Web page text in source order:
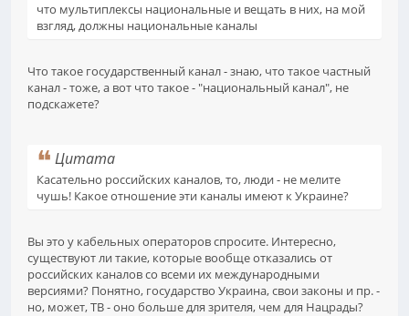
что мультиплексы национальные и вещать в них, на мой
взгляд, должны национальные каналы
Что такое государственный канал - знаю, что такое частный
канал - тоже, а вот что такое - "национальный канал", не
подскажете?
Цитата
Касательно российских каналов, то, люди - не мелите
чушь! Какое отношение эти каналы имеют к Украине?
Вы это у кабельных операторов спросите. Интересно,
существуют ли такие, которые вообще отказались от
российских каналов со всеми их международными
версиями? Понятно, государство Украина, свои законы и пр. -
но, может, ТВ - оно больше для зрителя, чем для Нацрады?